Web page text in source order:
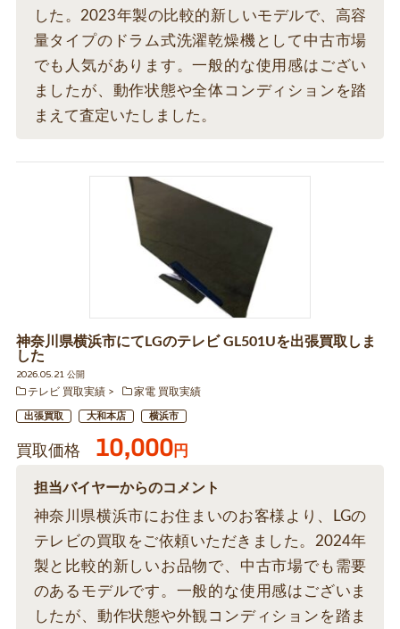
した。2023年製の比較的新しいモデルで、高容
量タイプのドラム式洗濯乾燥機として中古市場
でも人気があります。一般的な使用感はござい
ましたが、動作状態や全体コンディションを踏
まえて査定いたしました。
神奈川県横浜市にてLGのテレビ GL501Uを出張買取しま
した
2026.05.21 公開
テレビ 買取実績
家電 買取実績
出張買取 大和本店 横浜市
買取価格 10,000円
担当バイヤーからのコメント
神奈川県横浜市にお住まいのお客様より、LGの
テレビの買取をご依頼いただきました。2024年
製と比較的新しいお品物で、中古市場でも需要
のあるモデルです。一般的な使用感はございま
したが、動作状態や外観コンディションを踏ま